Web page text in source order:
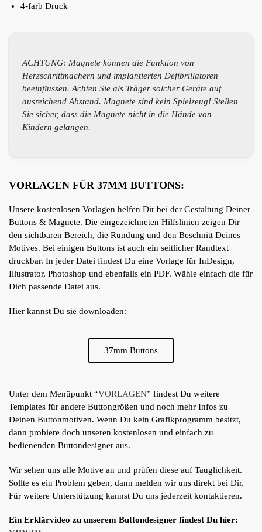
4-farb Druck
ACHTUNG: Magnete können die Funktion von
Herzschrittmachern und implantierten Defibrillatoren
beeinflussen. Achten Sie als Träger solcher Geräte auf
ausreichend Abstand. Magnete sind kein Spielzeug! Stellen
Sie sicher, dass die Magnete nicht in die Hände von
Kindern gelangen.
VORLAGEN FÜR 37MM BUTTONS:
Unsere kostenlosen Vorlagen helfen Dir bei der Gestaltung Deiner
Buttons & Magnete. Die eingezeichneten Hilfslinien zeigen Dir
den sichtbaren Bereich, die Rundung und den Beschnitt Deines
Motives. Bei einigen Buttons ist auch ein seitlicher Randtext
druckbar. In jeder Datei findest Du eine Vorlage für InDesign,
Illustrator, Photoshop und ebenfalls ein PDF. Wähle einfach die für
Dich passende Datei aus.
Hier kannst Du sie downloaden:
37mm Buttons
Unter dem Menüpunkt “VORLAGEN” findest Du weitere
Templates für andere Buttongrößen und noch mehr Infos zu
Deinen Buttonmotiven. Wenn Du kein Grafikprogramm besitzt,
dann probiere doch unseren kostenlosen und einfach zu
bedienenden Buttondesigner aus.
Wir sehen uns alle Motive an und prüfen diese auf Tauglichkeit.
Sollte es ein Problem geben, dann melden wir uns direkt bei Dir.
Für weitere Unterstützung kannst Du uns jederzeit kontaktieren.
Ein Erklärvideo zu unserem Buttondesigner findest Du hier: